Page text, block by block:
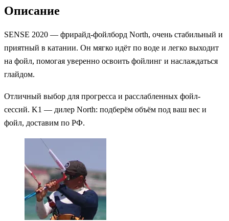
Описание
SENSE 2020 — фрирайд-фойлборд North, очень стабильный и
приятный в катании. Он мягко идёт по воде и легко выходит
на фойл, помогая уверенно освоить фойлинг и наслаждаться
глайдом.
Отличный выбор для прогресса и расслабленных фойл-
сессий. K1 — дилер North: подберём объём под ваш вес и
фойл, доставим по РФ.